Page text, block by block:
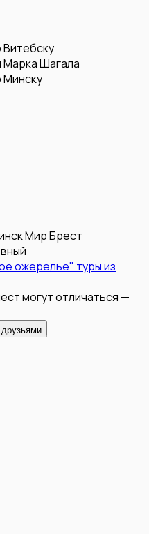
Витебску
Марка Шагала
Минску
МирБрест
ожерелье" туры из
могут отличаться —